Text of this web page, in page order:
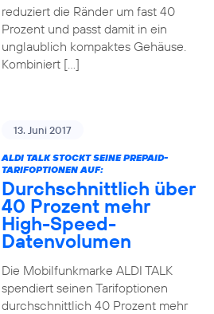
reduziert die Ränder um fast 40
Prozent und passt damit in ein
unglaublich kompaktes Gehäuse.
Kombiniert […]
13. Juni 2017
ALDI TALK STOCKT SEINE PREPAID-
TARIFOPTIONEN AUF:
Durchschnittlich über
40 Prozent mehr
High-Speed-
Datenvolumen
Die Mobilfunkmarke ALDI TALK
spendiert seinen Tarifoptionen
durchschnittlich 40 Prozent mehr